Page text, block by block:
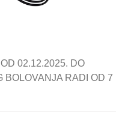
02.12.2025. DO
BOLOVANJA RADI OD 7